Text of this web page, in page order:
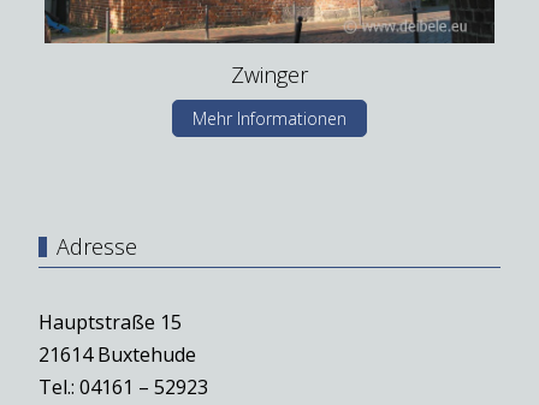
Zwinger
Mehr Informationen
Adresse
Hauptstraße 15
21614 Buxtehude
Tel.: 04161 – 52923